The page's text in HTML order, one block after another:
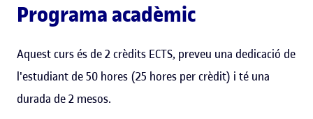
Programa acadèmic
Aquest curs és de 2 crèdits ECTS, preveu una dedicació de
l'estudiant de 50 hores (25 hores per crèdit) i té una
durada de 2 mesos.